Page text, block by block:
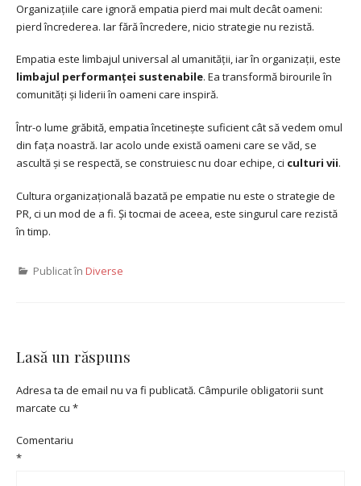
Organizațiile care ignoră empatia pierd mai mult decât oameni:
pierd încrederea. Iar fără încredere, nicio strategie nu rezistă.
Empatia este limbajul universal al umanității, iar în organizații, este
limbajul performanței sustenabile. Ea transformă birourile în
comunități și liderii în oameni care inspiră.
Într-o lume grăbită, empatia încetinește suficient cât să vedem omul
din fața noastră. Iar acolo unde există oameni care se văd, se
ascultă și se respectă, se construiesc nu doar echipe, ci culturi vii.
Cultura organizațională bazată pe empatie nu este o strategie de
PR, ci un mod de a fi. Și tocmai de aceea, este singurul care rezistă
în timp.
Publicat în Diverse
Lasă un răspuns
Adresa ta de email nu va fi publicată. Câmpurile obligatorii sunt
marcate cu *
Comentariu
*